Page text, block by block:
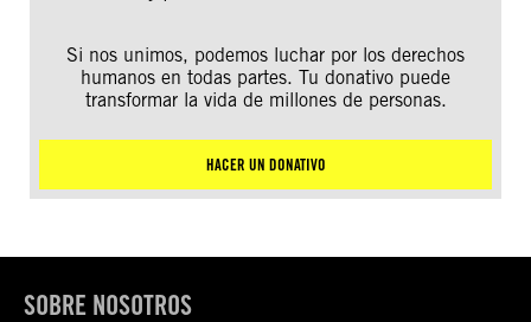
Si nos unimos, podemos luchar por los derechos
humanos en todas partes. Tu donativo puede
transformar la vida de millones de personas.
HACER UN DONATIVO
SOBRE NOSOTROS